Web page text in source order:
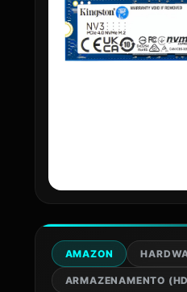
AMAZON
ARMAZENAMENTO